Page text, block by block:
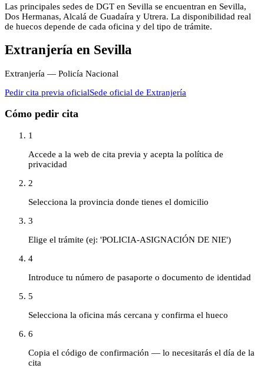
Las principales sedes de DGT en Sevilla se encuentran en Sevilla,
Dos Hermanas, Alcalá de Guadaíra y Utrera. La disponibilidad real
de huecos depende de cada oficina y del tipo de trámite.
Extranjería en Sevilla
Extranjería — Policía Nacional
Pedir cita previa oficialSede oficial de Extranjería
Cómo pedir cita
1
Accede a la web de cita previa y acepta la política de
privacidad
2
Selecciona la provincia donde tienes el domicilio
3
Elige el trámite (ej: 'POLICIA-ASIGNACIÓN DE NIE')
4
Introduce tu número de pasaporte o documento de identidad
5
Selecciona la oficina más cercana y confirma el hueco
6
Copia el código de confirmación — lo necesitarás el día de la
cita